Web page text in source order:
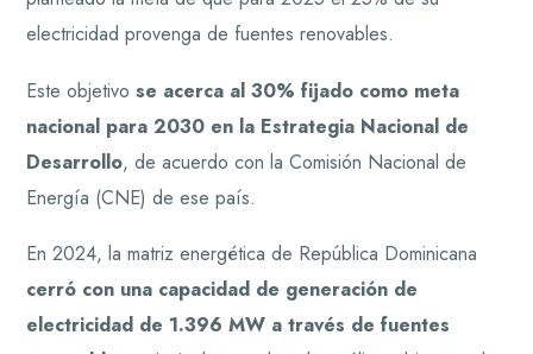
electricidad provenga de fuentes renovables.
Este objetivose acerca al 30% fijado como meta
nacional para 2030 en la Estrategia Nacional de
Desarrollo, de acuerdo con la Comisión Nacional de
Energía (CNE) de ese país.
En 2024, la matriz energética de República Dominicana
cerró con una capacidad de generación de
electricidad de 1.396 MW a través de fuentes